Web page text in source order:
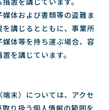
置を講じています。
媒体および書類等の盗難ま
講じるとともに、事業所
体等を持ち運ぶ場合、容
を講じています。
末）については、アクセ
り扱う個人情報の範囲を